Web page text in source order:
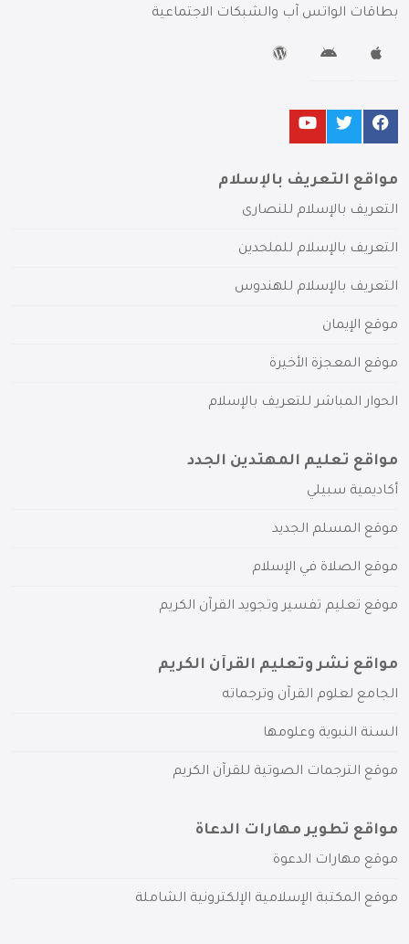
بطاقات الواتس آب والشبكات الاجتماعية
مواقع التعريف بالإسلام
التعريف بالإسلام للنصارى
التعريف بالإسلام للملحدين
التعريف بالإسلام للهندوس
موقع الإيمان
موقع المعجزة الأخيرة
الحوار المباشر للتعريف بالإسلام
مواقع تعليم المهتدين الجدد
أكاديمية سبيلي
موقع المسلم الجديد
موقع الصلاة في الإسلام
موقع تعليم تفسير وتجويد القرآن الكريم
مواقع نشر وتعليم القرآن الكريم
الجامع لعلوم القرآن وترجماته
السنة النبوية وعلومها
موقع الترجمات الصوتية للقرآن الكريم
مواقع تطوير مهارات الدعاة
موقع مهارات الدعوة
موقع المكتبة الإسلامية الإلكترونية الشاملة